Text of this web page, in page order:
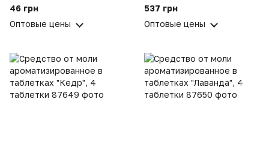
46 грн
Оптовые цены
насекомых Mosquito Killer
537 грн
Оптовые цены